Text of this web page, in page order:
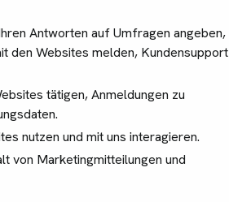
Antworten auf Umfragen angeben,
den Websites melden, Kundensupport
tätigen, Anmeldungen zu
nutzen und mit uns interagieren.
von Marketingmitteilungen und